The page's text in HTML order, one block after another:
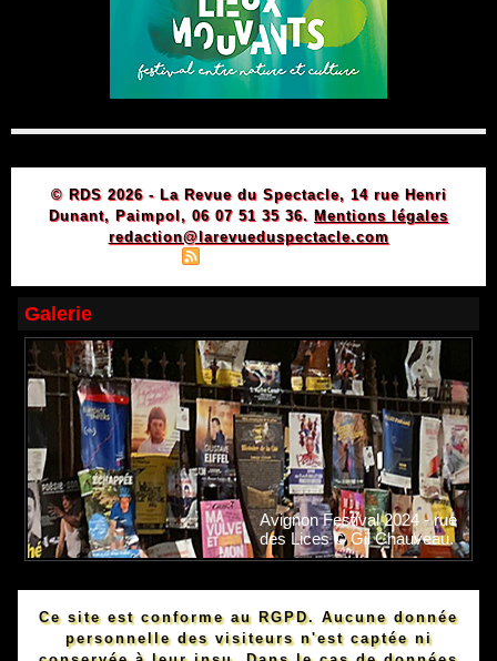
© RDS 2026 - La Revue du Spectacle, 14 rue Henri
Dunant, Paimpol, 06 07 51 35 36. Mentions légales
redaction@larevueduspectacle.com
Galerie
Avignon Festival 2024 - rue
des Lices © Gil Chauveau.
Ce site est conforme au RGPD. Aucune donnée
personnelle des visiteurs n'est captée ni